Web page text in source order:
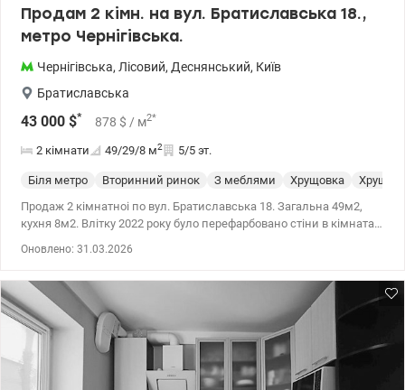
Продам 2 кімн. на вул. Братиславська 18.,
метро Чернігівська.
Чернігівська, Лісовий, Деснянський, Київ
Братиславська
43 000 $* 878 $ / м2*
2 кімнати 49/29/8 м2 5/5 эт.
Біля метро Вторинний ринок З меблями Хрущовка
Продаж 2 кімнатноі по вул. Братиславська 18. Загальна 49м2,
кухня 8м2. Влітку 2022 року було перефарбовано стіни в кімнатах
паркомісця. У цьому будинку є продуктовий магазин. У квартирі
встановлений фільтр для питної води. valion.ua/112146
Оновлено: 31.03.2026